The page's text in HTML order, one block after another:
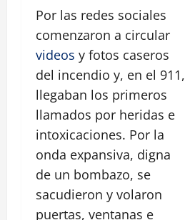
Por las redes sociales
comenzaron a circular
videos y fotos caseros
del incendio y, en el 911,
llegaban los primeros
llamados por heridas e
intoxicaciones. Por la
onda expansiva, digna
de un bombazo, se
sacudieron y volaron
puertas, ventanas e